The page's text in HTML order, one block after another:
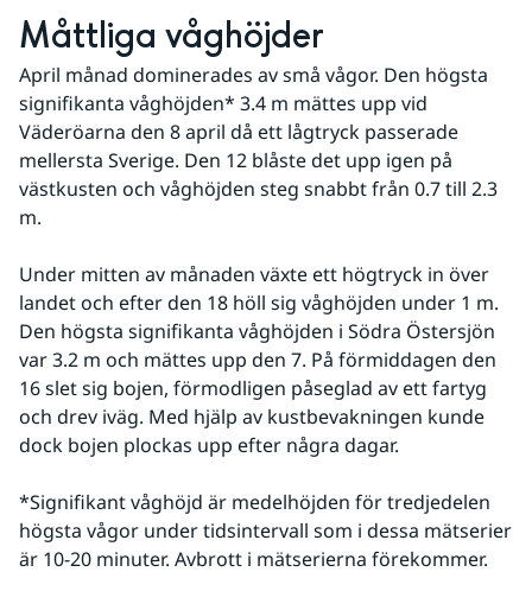
Måttliga våghöjder
April månad dominerades av små vågor. Den högsta
signifikanta våghöjden* 3.4 m mättes upp vid
Väderöarna den 8 april då ett lågtryck passerade
mellersta Sverige. Den 12 blåste det upp igen på
västkusten och våghöjden steg snabbt från 0.7 till 2.3
m.
Under mitten av månaden växte ett högtryck in över
landet och efter den 18 höll sig våghöjden under 1 m.
Den högsta signifikanta våghöjden i Södra Östersjön
var 3.2 m och mättes upp den 7. På förmiddagen den
16 slet sig bojen, förmodligen påseglad av ett fartyg
och drev iväg. Med hjälp av kustbevakningen kunde
dock bojen plockas upp efter några dagar.
*Signifikant våghöjd är medelhöjden för tredjedelen
högsta vågor under tidsintervall som i dessa mätserier
är 10-20 minuter. Avbrott i mätserierna förekommer.